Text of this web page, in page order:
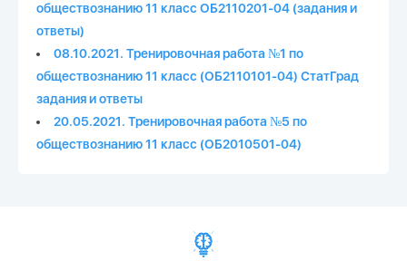
обществознанию 11 класс ОБ2110201-04 (задания и
ответы)
08.10.2021. Тренировочная работа №1 по
обществознанию 11 класс (ОБ2110101-04) СтатГрад
задания и ответы
20.05.2021. Тренировочная работа №5 по
обществознанию 11 класс (ОБ2010501-04)